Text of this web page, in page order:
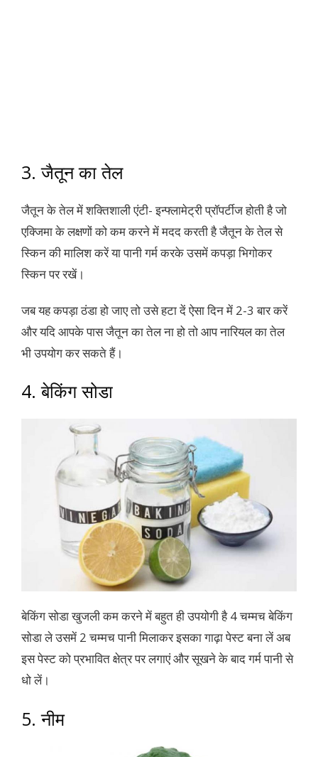
3. जैतून का तेल
जैतून के तेल में शक्तिशाली एंटी- इन्फ्लामेट्री प्रॉपर्टीज होती है जो
एक्जिमा के लक्षणों को कम करने में मदद करती है जैतून के तेल से
स्किन की मालिश करें या पानी गर्म करके उसमें कपड़ा भिगोकर
स्किन पर रखें।
जब यह कपड़ा ठंडा हो जाए तो उसे हटा दें ऐसा दिन में 2-3 बार करें
और यदि आपके पास जैतून का तेल ना हो तो आप नारियल का तेल
भी उपयोग कर सकते हैं।
4. बेकिंग सोडा
बेकिंग सोडा खुजली कम करने में बहुत ही उपयोगी है 4 चम्मच बेकिंग
सोडा ले उसमें 2 चम्मच पानी मिलाकर इसका गाढ़ा पेस्ट बना लें अब
इस पेस्ट को प्रभावित क्षेत्र पर लगाएं और सूखने के बाद गर्म पानी से
धो लें।
5. नीम